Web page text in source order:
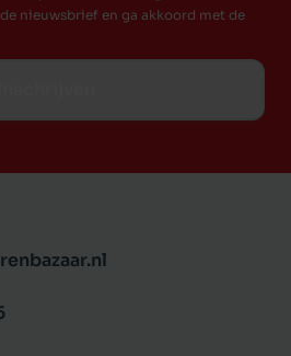
nieuwsbrief en ga akkoord met de